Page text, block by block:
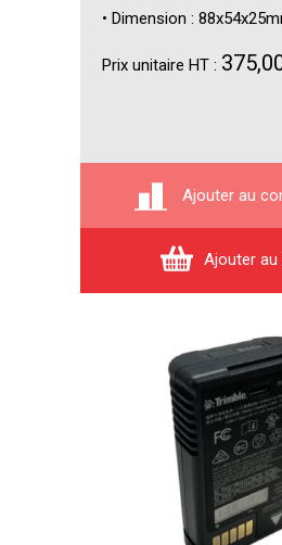
• Dimension :
Prix unitaire HT :
Ajouter au
Ajouter au